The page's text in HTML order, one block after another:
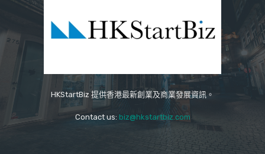
HKStartBiz 提供香港最新創業及商業發展資訊。
Contact us: biz@hkstartbiz.com